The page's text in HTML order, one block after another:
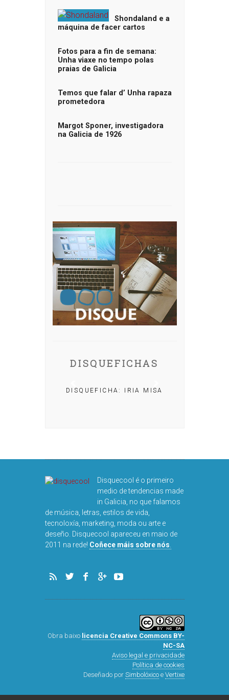
Shondaland e a
máquina de facer cartos
Fotos para a fin de semana:
Unha viaxe no tempo polas
praias de Galicia
Temos que falar d’ Unha rapaza
prometedora
Margot Sponer, investigadora
na Galicia de 1926
DISQUEFICHAS
DISQUEFICHA: IRIA MISA
DISQUEFICHA:
Disquecool é o primeiro
medio de tendencias made
in Galicia, no que falamos
de música, letras, estilos de vida,
tecnoloxía, marketing, moda ou arte e
deseño. Disquecool apareceu en maio de
2011 na rede! Coñece máis sobre nós
Obra baixo licencia Creative Commons BY-
NC-SA
Aviso legal e privacidade
Política de cookies
Deseñado por Simbolóxicoe Vertixe